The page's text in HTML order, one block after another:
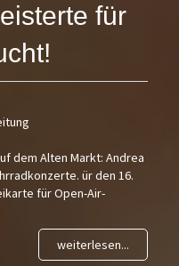
für
dem Alten Markt: Andrea
ür den 16.
für Open-Air-
weiterlesen...